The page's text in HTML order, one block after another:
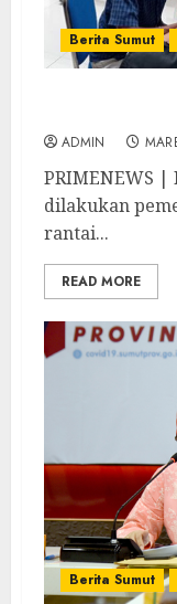
Berita Sumut
ADMIN
PRIMENEWS |
dilakukan
rantai...
READ MORE
Berita Sumut